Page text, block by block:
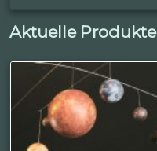
Aktuelle Produkte